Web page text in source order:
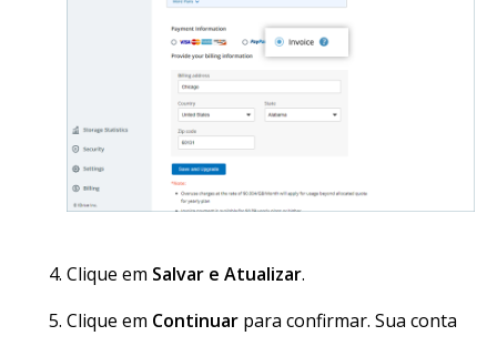
Clique em Salvar e Atualizar.
Clique em Continuar para confirmar. Sua conta